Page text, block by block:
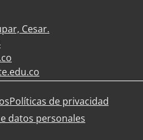
Cesar.
Políticas de privacidad
datos personales